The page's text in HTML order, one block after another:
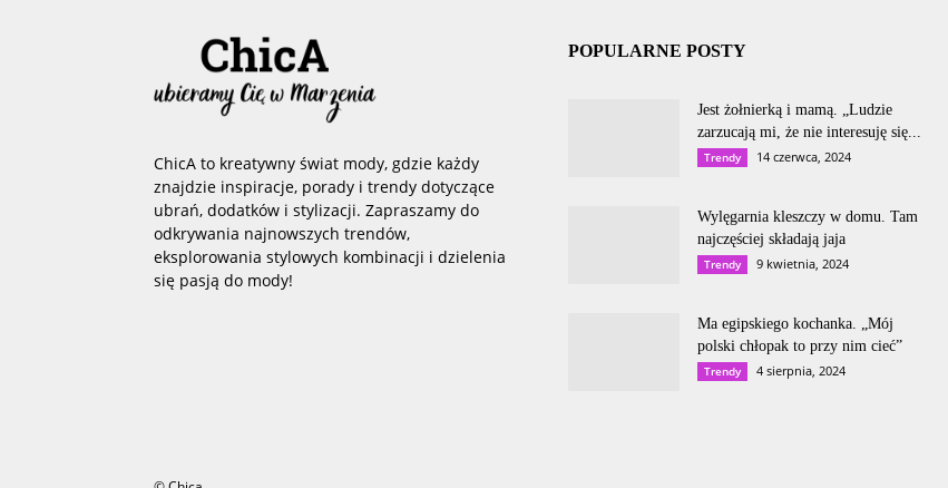
ChicA to kreatywny świat mody, gdzie każdy
znajdzie inspiracje, porady i trendy dotyczące
ubrań, dodatków i stylizacji. Zapraszamy do
odkrywania najnowszych trendów,
eksplorowania stylowych kombinacji i dzielenia
się pasją do mody!
POPULARNE POSTY
Jest żołnierką i mamą. „Ludzie
zarzucają mi, że nie interesuję się...
Trendy 14 czerwca, 2024
Wylęgarnia kleszczy w domu. Tam
najczęściej składają jaja
Trendy 9 kwietnia, 2024
Ma egipskiego kochanka. „Mój
polski chłopak to przy nim cieć”
Trendy 4 sierpnia, 2024